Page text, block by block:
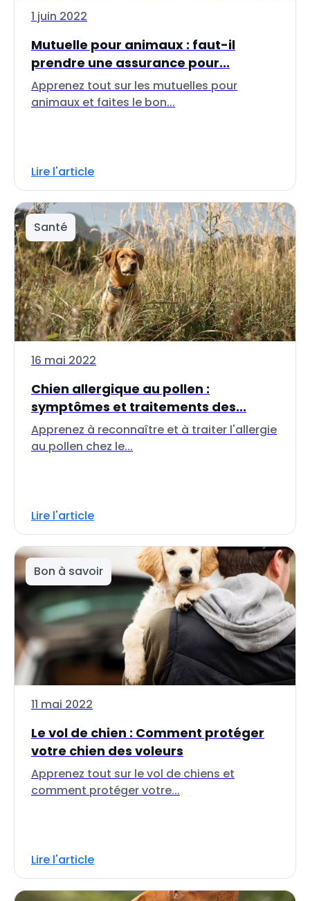
1 juin 2022
Mutuelle pour animaux : faut-il
prendre une assurance pour...
Apprenez tout sur les mutuelles pour
animaux et faites le bon...
Lire l'article
Santé
16 mai 2022
Chien allergique au pollen :
symptômes et traitements des...
Apprenez à reconnaître et à traiter l'allergie
au pollen chez le...
Lire l'article
Bon à savoir
11 mai 2022
Le vol de chien : Comment protéger
votre chien des voleurs
Apprenez tout sur le vol de chiens et
comment protéger votre...
Lire l'article